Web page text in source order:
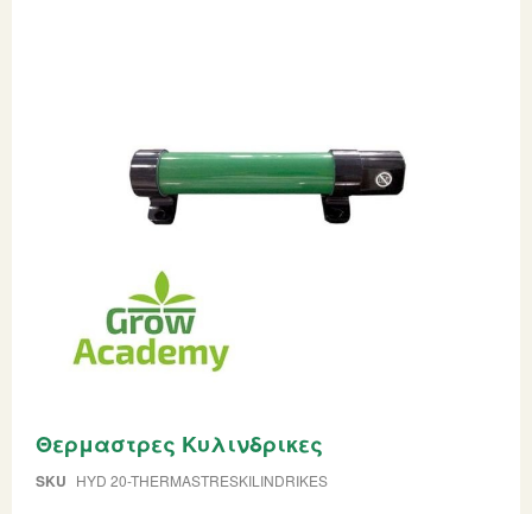
to
beginning
Θερμαστρες Κυλινδρικες
SKU HYD 20-THERMASTRESKILINDRIKES